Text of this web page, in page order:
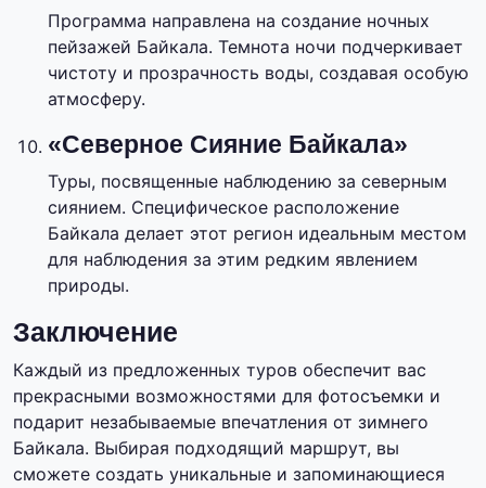
Программа направлена на создание ночных
пейзажей Байкала. Темнота ночи подчеркивает
чистоту и прозрачность воды, создавая особую
атмосферу.
«Северное Сияние Байкала»
Туры, посвященные наблюдению за северным
сиянием. Специфическое расположение
Байкала делает этот регион идеальным местом
для наблюдения за этим редким явлением
природы.
Заключение
Каждый из предложенных туров обеспечит вас
прекрасными возможностями для фотосъемки и
подарит незабываемые впечатления от зимнего
Байкала. Выбирая подходящий маршрут, вы
сможете создать уникальные и запоминающиеся